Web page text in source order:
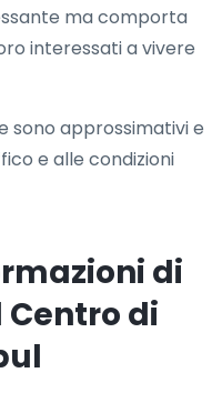
ma comporta
interessati a vivere
sono approssimativi e
e alle condizioni
di
di